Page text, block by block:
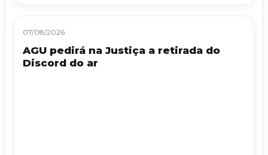
07/08/2026
AGU pedirá na Justiça a retirada do
Discord do ar